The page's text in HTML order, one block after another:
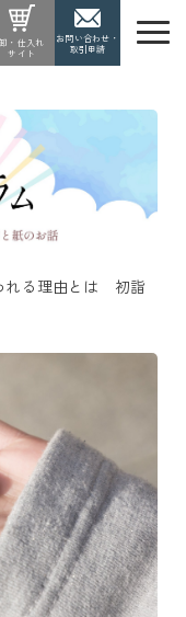
卸・仕入れ
サイト
お問い合わせ・
取引申請
れる理由とは 初詣